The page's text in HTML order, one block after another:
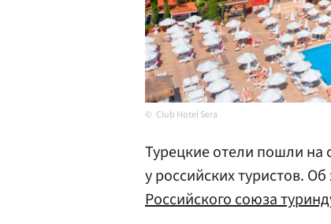
Club Hotel Sera
Турецкие отели пошли на
у российских туристов.
Российского союза